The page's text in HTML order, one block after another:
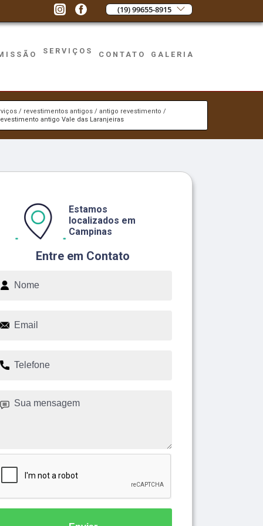
(19) 99655-8915
SERVIÇOS CONTATO GALERIA
revestimentos antigos
antigo revestimento
antigo Vale das Laranjeiras
Entre em Contato
Estamos
localizados em
Campinas